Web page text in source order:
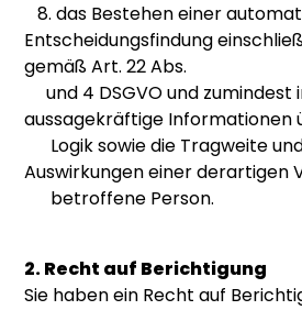
8. das Bestehen einer
Entscheidungsfindung
gemäß Art. 22 Abs.
und 4 DSGVO und zumindest
aussagekräftige Informationen
Logik sowie die Tragweite
Auswirkungen einer derartigen
betroffene Person.
2. Recht auf Berichtigung
Sie haben ein Recht auf